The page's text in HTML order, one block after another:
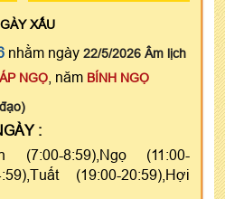
XẤU
nhằm ngày 22/5/2026 Âm lịch
NGỌ , năm BÍNH NGỌ
:
(7:00-8:59),Ngọ (11:00-
(19:00-20:59),Hợi